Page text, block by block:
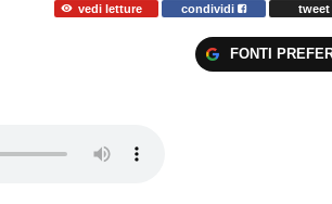
vedi letture condividi
FONTI